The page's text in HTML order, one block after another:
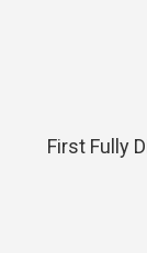
First Fully